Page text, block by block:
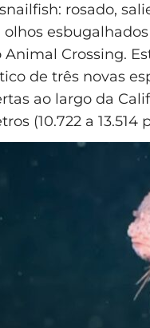
rosado,
Crossing.
de três novas
ao largo da
(10.722 a 13.514